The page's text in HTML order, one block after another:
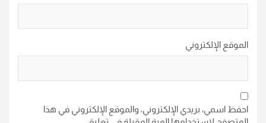
الموقع الإلكتروني
احفظ اسمي، بريدي الإلكتروني، والموقع الإلكتروني في هذا